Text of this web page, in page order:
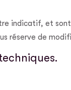
indicatif, et sont
réserve de